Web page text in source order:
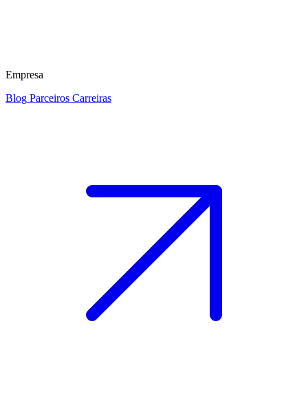
Empresa
Blog Parceiros Carreiras